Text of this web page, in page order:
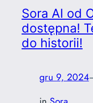
Sora AI od
dostępna!
do historii!
gru 9, 2024